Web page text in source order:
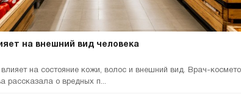
на внешний вид человека
на состояние кожи, волос и внешний вид. Врач-
рассказала о вредных п...